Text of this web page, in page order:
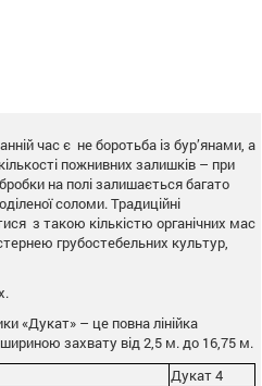
час є не боротьба із бур’янами, а
пожнивних залишків – при
на полі залишається багато
соломи. Традиційні
з такою кількістю органічних мас
грубостебельних культур,
«Дукат» – це повна лінійка
шириною захвату від 2,5 м. до 16,75 м.
Дукат 4